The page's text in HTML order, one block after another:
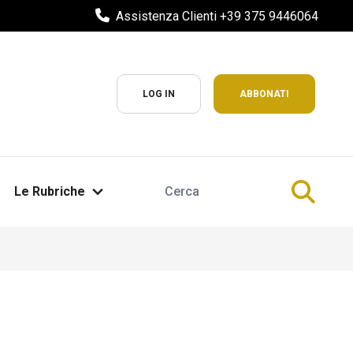
Assistenza Clienti +39 375 9446064
LOG IN ABBONATI
Le Rubriche